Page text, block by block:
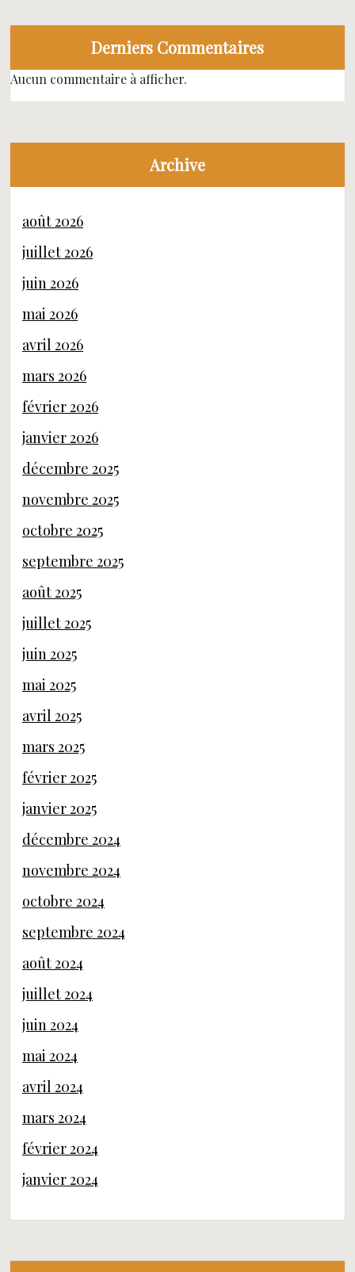
Derniers Commentaires
Aucun commentaire à afficher.
Archive
août 2026
juillet 2026
juin 2026
mai 2026
avril 2026
mars 2026
février 2026
janvier 2026
décembre 2025
novembre 2025
octobre 2025
septembre 2025
août 2025
juillet 2025
juin 2025
mai 2025
avril 2025
mars 2025
février 2025
janvier 2025
décembre 2024
novembre 2024
octobre 2024
septembre 2024
août 2024
juillet 2024
juin 2024
mai 2024
avril 2024
mars 2024
février 2024
janvier 2024